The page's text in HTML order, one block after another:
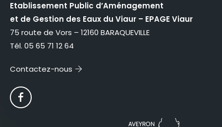
Etablissement Public d’Aménagement
et de Gestion des Eaux du Viaur – EPAGE Viaur
75 route de Vors – 12160 BARAQUEVILLE
Tél. 05 65 71 12 64
Contactez-nous